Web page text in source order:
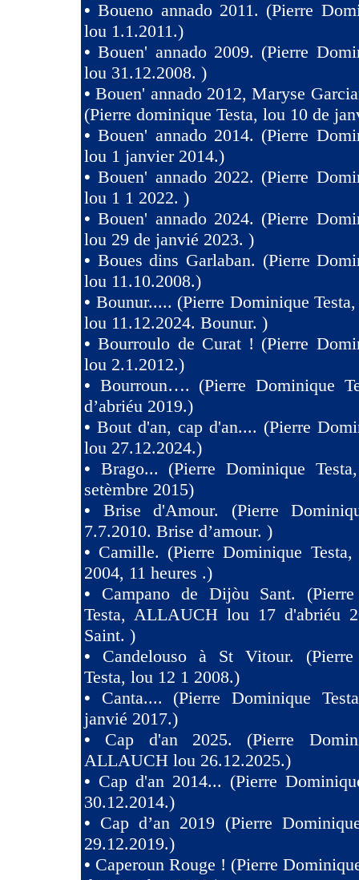
•Boueno annado 2011. (Pierre
lou 1.1.2011.)
•Bouen' annado 2009. (Pierre
lou 31.12.2008. )
•Bouen' annado 2012, Maryse
(Pierre dominique Testa, lou 10 de
•Bouen' annado 2014. (Pierre
lou 1 janvier 2014.)
•Bouen' annado 2022. (Pierre
lou 1 1 2022. )
•Bouen' annado 2024. (Pierre
lou 29 de janvié 2023. )
• Boues dins Garlaban. (Pierre
lou 11.10.2008.)
• Bounur..... (Pierre Dominique
lou 11.12.2024. Bounur. )
•Bourroulo de Curat ! (Pierre
lou 2.1.2012.)
• Bourroun…. (Pierre Dominique
d’abriéu 2019.)
• Bout d'an, cap d'an.... (Pierre
lou 27.12.2024.)
• Brago... (Pierre Dominique
setèmbre 2015)
• Brise d'Amour. (Pierre
7.7.2010. Brise d’amour. )
• Camille. (Pierre Dominique
2004, 11 heures .)
• Campano de Dijòu Sant.
Testa, ALLAUCH lou 17 d'abriéu
Saint. )
• Candelouso à St Vitour. (Pierre
Testa, lou 12 1 2008.)
• Canta.... (Pierre Dominique
janvié 2017.)
• Cap d'an 2025. (Pierre
ALLAUCH lou 26.12.2025.)
• Cap d'an 2014... (Pierre
30.12.2014.)
• Cap d’an 2019 (Pierre
29.12.2019.)
• Caperoun Rouge ! (Pierre